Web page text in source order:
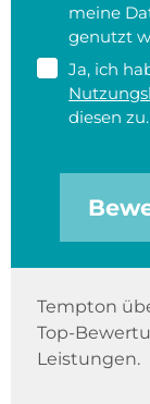
meine
genutzt
Ja, ich
diesen zu.
Tempton
Top-
Leistungen.